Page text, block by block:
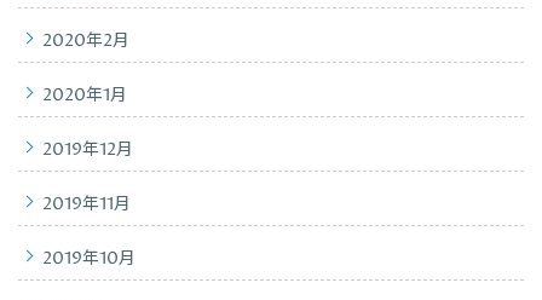
2020年2月
2020年1月
2019年12月
2019年11月
2019年10月